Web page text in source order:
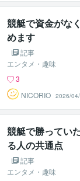
競艇で資金がな
めます
記事
エンタメ・趣味
3
NICORIO 2026/
競艇で勝ってい
る人の共通点
記事
エンタメ・趣味